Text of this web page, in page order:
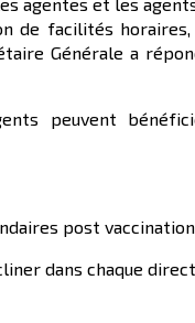
agentes et les
de facilités
Générale a
peuvent
post
dans chaque